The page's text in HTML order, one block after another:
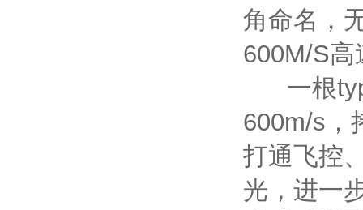
角命名，
600M/S高
一根
600m/s，
打通飞控
光，进一